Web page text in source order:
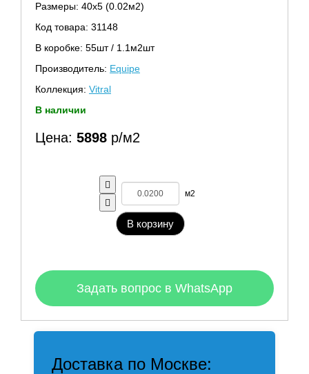
Размеры: 40х5 (0.02м2)
Код товара: 31148
В коробке: 55шт / 1.1м2шт
Производитель: Equipe
Коллекция: Vitral
В наличии
Цена: 5898 р/м2
м2
В корзину
Задать вопрос в WhatsApp
Доставка по Москве: